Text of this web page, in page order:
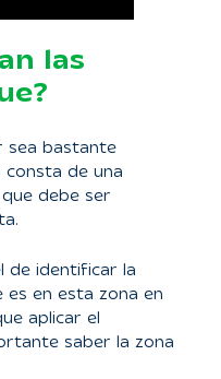
las
sea bastante
de una
debe ser
de identificar la
en esta zona en
aplicar el
saber la zona